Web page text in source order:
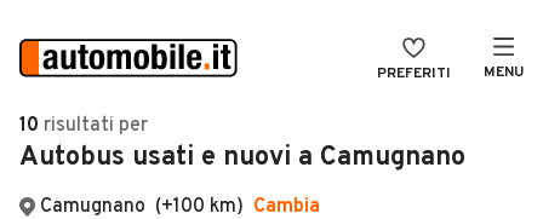
PREFERITI MENU
Auto
Auto usate
VENDI
MAGAZINE
10 risultati per
Autobus usati e nuovi a Camugnano